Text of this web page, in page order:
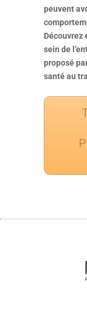
peuvent
Découvrez
sein de
proposé
santé au